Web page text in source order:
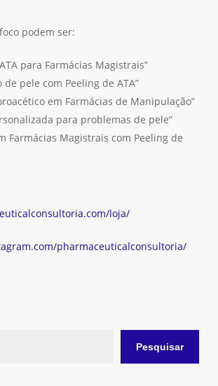
Nenhum produto no carrinho.
Go To Shop
podem ser:
para Farmácias Magistrais”
de pele com Peeling de ATA”
em Farmácias de Manipulação”
para problemas de pele”
Farmácias Magistrais com Peeling de
loja/
pharmaceuticalconsultoria/
Pesquisar